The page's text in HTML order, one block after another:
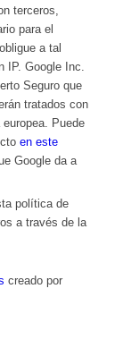
terceros,
para el
a tal
IP. Google Inc.
Seguro que
tratados con
Puede
en este
Google da a
política de
a través de la
creado por